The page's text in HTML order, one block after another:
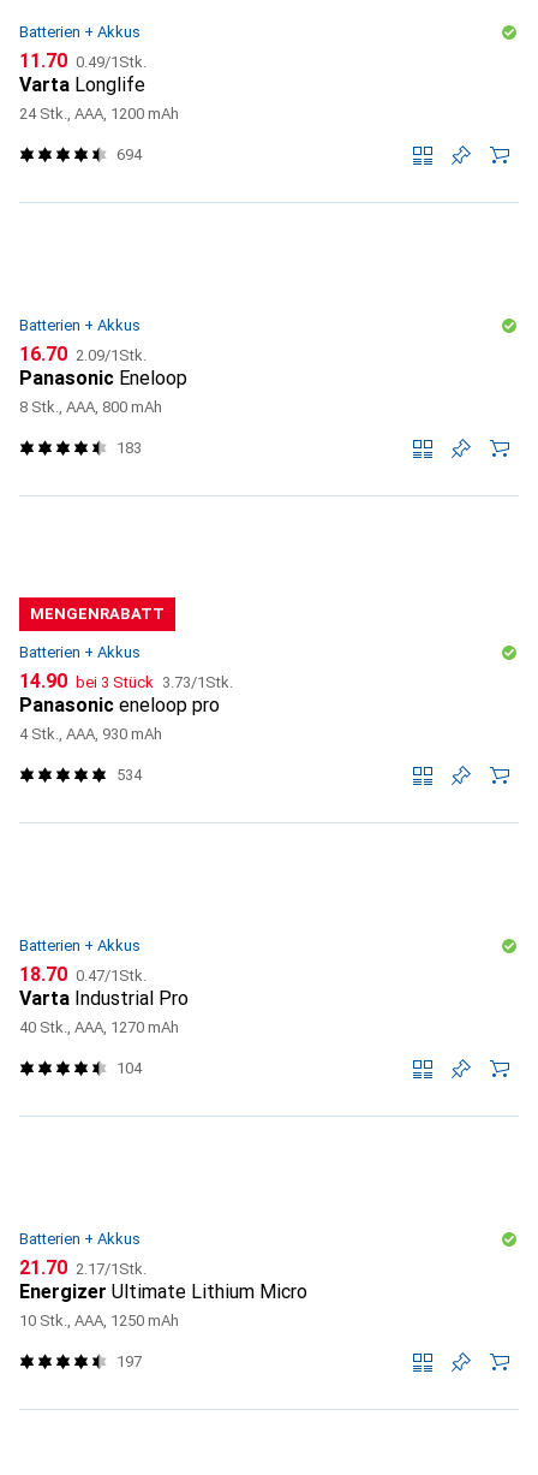
Batterien + Akkus
CHF
11.70 CHF
0.49/1Stk.
Varta Longlife
24 Stk., AAA, 1200 mAh
694
Batterien + Akkus
CHF
16.70 CHF
2.09/1Stk.
Panasonic Eneloop
8 Stk., AAA, 800 mAh
183
MENGENRABATT
Batterien + Akkus
CHF
14.90 bei 3 Stück CHF
3.73/1Stk.
Panasonic eneloop pro
4 Stk., AAA, 930 mAh
534
Batterien + Akkus
CHF
18.70 CHF
0.47/1Stk.
Varta Industrial Pro
40 Stk., AAA, 1270 mAh
104
Batterien + Akkus
CHF
21.70 CHF
2.17/1Stk.
Energizer Ultimate Lithium Micro
10 Stk., AAA, 1250 mAh
197